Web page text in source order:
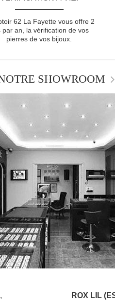
62 La Fayette vous offre 2
par an, la vérification de vos
pierres de vos bijoux.
SHOWROOM
, ROX LIL